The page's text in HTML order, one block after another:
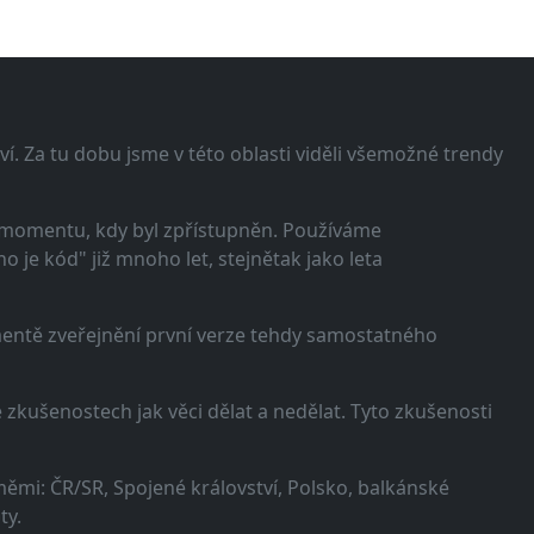
Za tu dobu jsme v této oblasti viděli všemožné trendy
kdy byl zpřístupněn. Používáme
je kód" již mnoho let, stejnětak jako leta
zveřejnění první verze tehdy samostatného
jak věci dělat a nedělat. Tyto zkušenosti
ČR/SR, Spojené království, Polsko, balkánské